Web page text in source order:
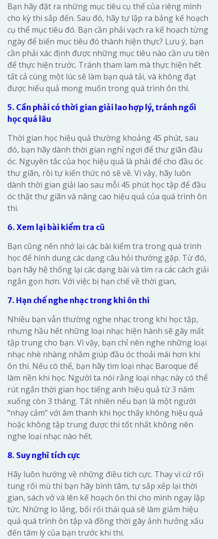
Bạn hãy đặt ra những mục tiêu cụ thể của riêng mình
cho kỳ thi sắp đến. Sau đó, hãy tự lập ra bảng kế hoạch
cụ thể mục tiêu đó. Bạn cần phải vạch ra kế hoạch từng
ngày để biến mục tiêu đó thành hiện thực? Lưu ý, bạn
cần phải xác định được những mục tiêu nào cần ưu tiên
để thực hiện trước. Tránh tham lam mà thực hiện hết
tất cả cùng một lúc sẽ làm bạn quá tải, và không đạt
được hiểu quả mong muốn trong quá trình ôn thi.
5. Cần phải có thời gian giải lao hợp lý, tránh ngồi
học quá lâu
Thời gian học hiệu quả thường khoảng 45 phút, sau
đó, bạn hãy dành thời gian nghỉ ngơi để thư giãn đầu
óc. Nguyên tắc của học hiệu quả là phải để cho đầu óc
thư giãn, rồi tự kiến thức nó sẽ về. Vì vậy, hãy luôn
dành thời gian giải lao sau mỗi 45 phút học tập để đầu
óc thật thư giãn và nâng cao hiệu quả của quá trình ôn
thi.
6. Xem lại bài kiểm tra cũ
Bạn cũng nên nhớ lại các bài kiểm tra trong quá trình
học để hình dung các dạng câu hỏi thường gặp. Từ đó,
bạn hãy hệ thống lại các dạng bài và tìm ra các cách giải
ngắn gọn hơn. Với việc bị hạn chế về thời gian,
7. Hạn chế nghe nhạc trong khi ôn thi
Nhiều bạn vẫn thường nghe nhạc trong khi học tập,
nhưng hầu hết những loại nhạc hiện hành sẽ gây mất
tập trung cho bạn. Vì vậy, bạn chỉ nên nghe những loại
nhạc nhè nhàng nhằm giúp đầu óc thoải mái hơn khi
ôn thi. Nếu có thể, bạn hãy tìm loại nhạc Baroque để
làm nền khi học. Người ta nói rằng loại nhạc này có thể
rút ngắn thời gian học tiếng anh hiệu quả từ 3 năm
xuống còn 3 tháng. Tất nhiên nếu bạn là một người
“nhạy cảm” với âm thanh khi học thấy không hiệu quả
hoặc không tập trung được thì tốt nhất không nên
nghe loại nhạc nào hết.
8. Suy nghĩ tích cực
Hãy luôn hướng về những điều tích cực. Thay vì cứ rối
tung rối mù thì bạn hãy bình tâm, tự sắp xếp lại thời
gian, sách vở và lên kế hoạch ôn thi cho mình ngay lập
tức. Những lo lắng, bối rối thái quá sẽ làm giảm hiệu
quả quá trình ôn tập và đồng thời gây ảnh hưởng xấu
đến tâm lý của bạn trước khi thi.